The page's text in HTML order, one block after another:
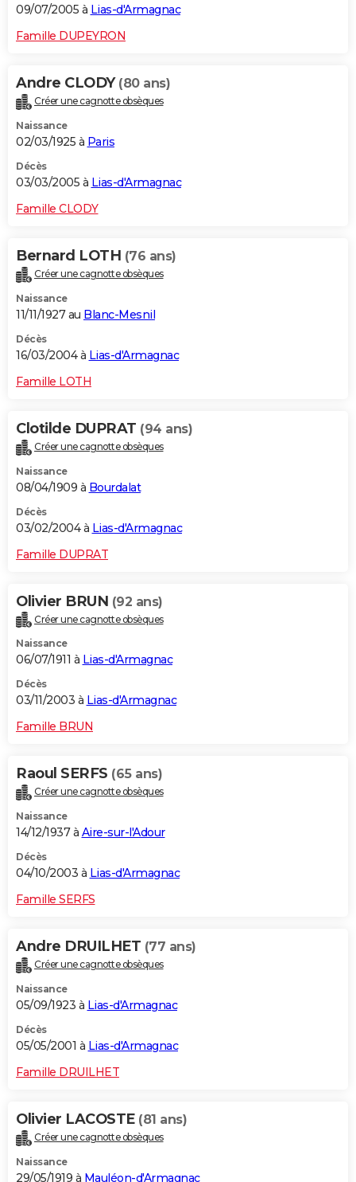
09/07/2005 à Lias-d'Armagnac
Famille DUPEYRON
Andre CLODY (80 ans)
Créer une cagnotte obsèques
Naissance
02/03/1925 à Paris
Décès
03/03/2005 à Lias-d'Armagnac
Famille CLODY
Bernard LOTH (76 ans)
Créer une cagnotte obsèques
Naissance
11/11/1927 au Blanc-Mesnil
Décès
16/03/2004 à Lias-d'Armagnac
Famille LOTH
Clotilde DUPRAT (94 ans)
Créer une cagnotte obsèques
Naissance
08/04/1909 à Bourdalat
Décès
03/02/2004 à Lias-d'Armagnac
Famille DUPRAT
Olivier BRUN (92 ans)
Créer une cagnotte obsèques
Naissance
06/07/1911 à Lias-d'Armagnac
Décès
03/11/2003 à Lias-d'Armagnac
Famille BRUN
Raoul SERFS (65 ans)
Créer une cagnotte obsèques
Naissance
14/12/1937 à Aire-sur-l'Adour
Décès
04/10/2003 à Lias-d'Armagnac
Famille SERFS
Andre DRUILHET (77 ans)
Créer une cagnotte obsèques
Naissance
05/09/1923 à Lias-d'Armagnac
Décès
05/05/2001 à Lias-d'Armagnac
Famille DRUILHET
Olivier LACOSTE (81 ans)
Créer une cagnotte obsèques
Naissance
29/05/1919 à Mauléon-d'Armagnac